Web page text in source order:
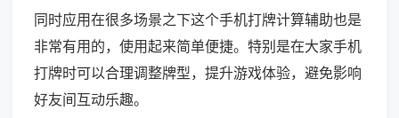
同时应用在很多场景之下这个手机打牌计算辅助也是
非常有用的，使用起来简单便捷。特别是在大家手机
打牌时可以合理调整牌型，提升游戏体验，避免影响
好友间互动乐趣。